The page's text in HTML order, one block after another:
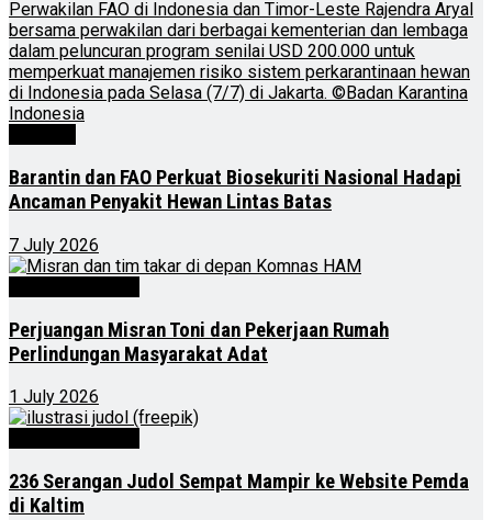
Barantin dan FAO Perkuat Biosekuriti Nasional Hadapi
Ancaman Penyakit Hewan Lintas Batas
7 July 2026
Perjuangan Misran Toni dan Pekerjaan Rumah
Perlindungan Masyarakat Adat
1 July 2026
236 Serangan Judol Sempat Mampir ke Website Pemda
di Kaltim